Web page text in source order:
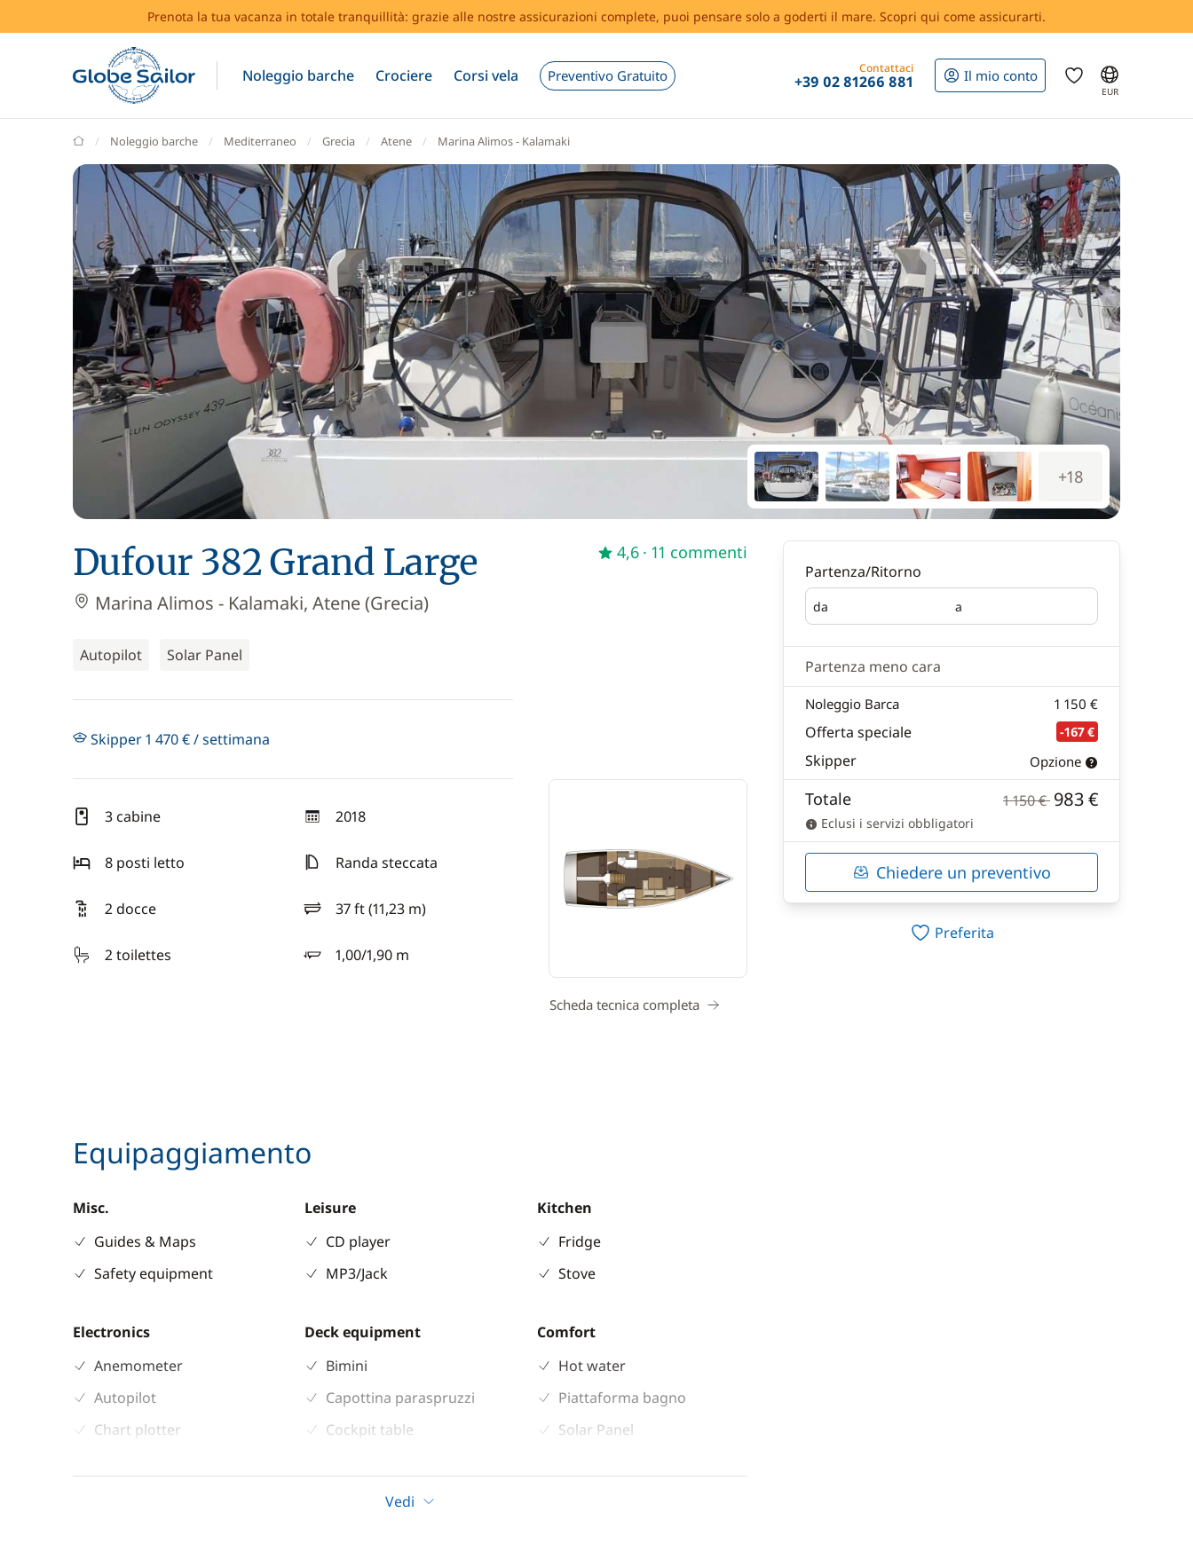
Prenota la tua vacanza in totale tranquillità: grazie alle nostre assicurazioni complete, puoi pensare solo a goderti il mare. Scopri qui come assicurarti.
Noleggio barche Crociere Corsi vela Preventivo Gratuito Contattaci
+39 02 81266 881 Il mio conto
EUR
GlobeSailor
Noleggio barche Mediterraneo Grecia Atene Marina Alimos - Kalamaki
+18
Dufour 382 Grand Large
Marina Alimos - Kalamaki, Atene (Grecia)
Autopilot Solar Panel
4,6 · 11 commenti
Skipper 1 470 € / settimana
3 cabine 2018
anno
8 posti letto
Randa steccata
2 docce 37 ft (11,23 m)
lunghezza
2 toilettes
1,00/1,90 m
pescaggio
Scheda tecnica completa
Equipaggiamento
Misc.
Guides & Maps
Safety equipment
Leisure
CD player
MP3/Jack
Kitchen
Fridge
Stove
Electronics
Anemometer
Autopilot
Chart plotter
Deck equipment
Bimini
Capottina paraspruzzi
Cockpit table
Electric Windlass
Comfort
Hot water
Piattaforma bagno
Solar Panel
Vedi
Partenza/Ritorno
da
Partenza a
Ritorno
Partenza meno cara
Noleggio Barca 1 150 €
Offerta speciale -167 €
Skipper Opzione
Totale 1 150 € 983 €
Eclusi i servizi obbligatori
Chiedere un preventivo
Preferita